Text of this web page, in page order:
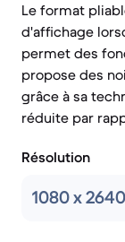
Le format
d'affichage
permet des
propose des
grâce à sa
réduite par
Résolution
1080 x 2640